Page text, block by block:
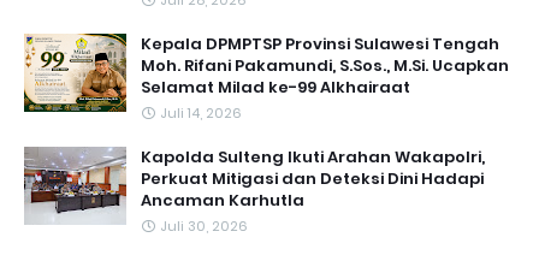
Kepala DPMPTSP Provinsi Sulawesi Tengah
Moh. Rifani Pakamundi, S.Sos., M.Si. Ucapkan
Selamat Milad ke-99 Alkhairaat
Juli 14, 2026
Kapolda Sulteng Ikuti Arahan Wakapolri,
Perkuat Mitigasi dan Deteksi Dini Hadapi
Ancaman Karhutla
Juli 30, 2026